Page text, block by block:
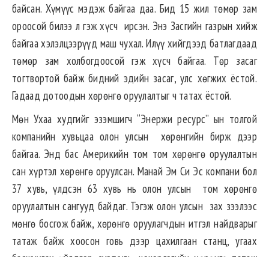
байсан. Хүмүүс мэдэж байгаа даа. Бид 15 жил төмөр зам
ороосой билээ л гэж хүсч ирсэн. Энэ Засгийн газрын хийж
байгаа хэлэлцээрүүд маш чухал. Илүү хийгдээд батлагдаад
төмөр зам холбогдоосой гэж хүсч байгаа. Төр засаг
тогтвортой байж бидний эдийн засаг, улс хөгжих ёстой.
Гадаад дотоодын хөрөнгө оруулалтыг ч татах ёстой.
Мөн Ухаа худгийг эзэмшигч “Энержи ресурс” ын толгой
компанийн хувьцаа олон улсын хөрөнгийн бирж дээр
байгаа. Энд бас Америкийн том том хөрөнгө оруулалтын
сан хүртэл хөрөнгө оруулсан. Манай Эм Си Эс компани бол
37 хувь, үлдсэн 63 хувь нь олон улсын том хөрөнгө
оруулалтын сангууд байдаг. Тэгэж олон улсын зах зээлээс
мөнгө босгож байж, хөрөнгө оруулагчдын итгэл найдварыг
татаж байж хоосон говь дээр цахилгаан станц, угаах